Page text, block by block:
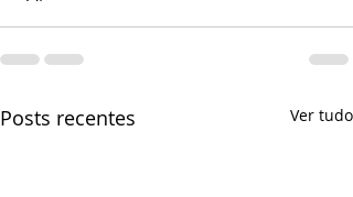
Posts recentes Ver tudo